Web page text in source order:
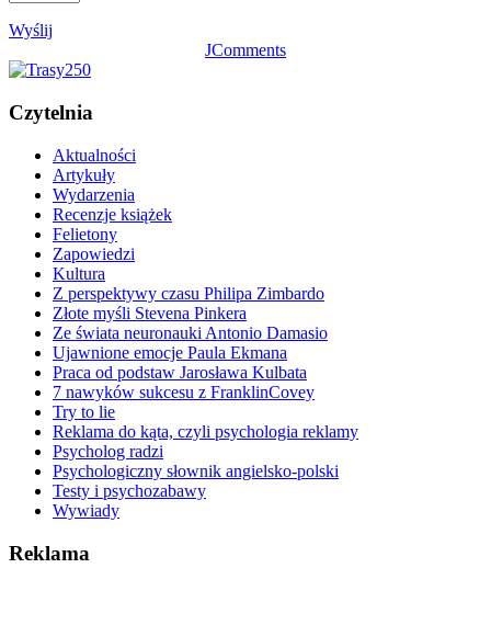
Wyślij
JComments
Czytelnia
Aktualności
Artykuły
Wydarzenia
Recenzje książek
Felietony
Zapowiedzi
Kultura
Z perspektywy czasu Philipa Zimbardo
Złote myśli Stevena Pinkera
Ze świata neuronauki Antonio Damasio
Ujawnione emocje Paula Ekmana
Praca od podstaw Jarosława Kulbata
7 nawyków sukcesu z FranklinCovey
Try to lie
Reklama do kąta, czyli psychologia reklamy
Psycholog radzi
Psychologiczny słownik angielsko-polski
Testy i psychozabawy
Wywiady
Reklama